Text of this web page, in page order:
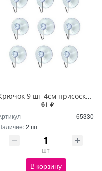
Крючок 9 шт 4см присоска-вакуум NA1054
61 ₽
65330
2 шт
шт
В корзину